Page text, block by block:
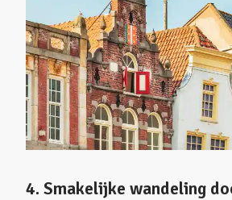
4. Smakelijke wandeling